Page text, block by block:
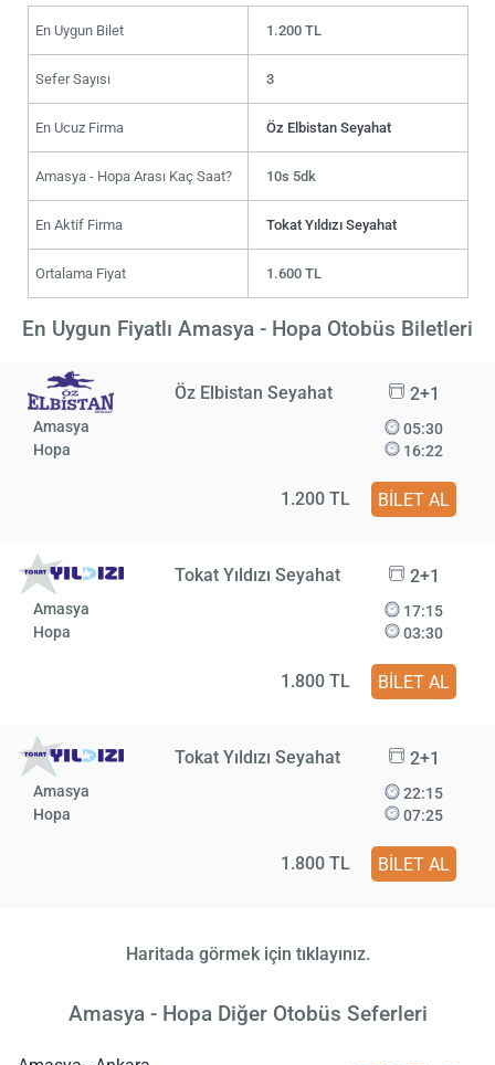
En Uygun Bilet 1.200 TL
Sefer Sayısı 3
En Ucuz Firma Öz Elbistan Seyahat
Amasya - Hopa Arası Kaç Saat? 10s 5dk
En Aktif Firma Tokat Yıldızı Seyahat
Ortalama Fiyat 1.600 TL
En Uygun Fiyatlı Amasya - Hopa Otobüs Biletleri
Öz Elbistan Seyahat 2+1
Amasya
Hopa
05:30
16:22
1.200 TL BİLET AL
Tokat Yıldızı Seyahat 2+1
Amasya
Hopa
17:15
03:30
1.800 TL BİLET AL
Tokat Yıldızı Seyahat 2+1
Amasya
Hopa
22:15
07:25
1.800 TL BİLET AL
Haritada görmek için tıklayınız.
Amasya - Hopa Diğer Otobüs Seferleri